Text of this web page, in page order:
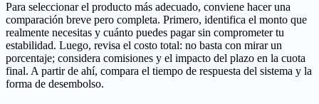
Para seleccionar el producto más adecuado, conviene hacer una
comparación breve pero completa. Primero, identifica el monto que
realmente necesitas y cuánto puedes pagar sin comprometer tu
estabilidad. Luego, revisa el costo total: no basta con mirar un
porcentaje; considera comisiones y el impacto del plazo en la cuota
final. A partir de ahí, compara el tiempo de respuesta del sistema y la
forma de desembolso.